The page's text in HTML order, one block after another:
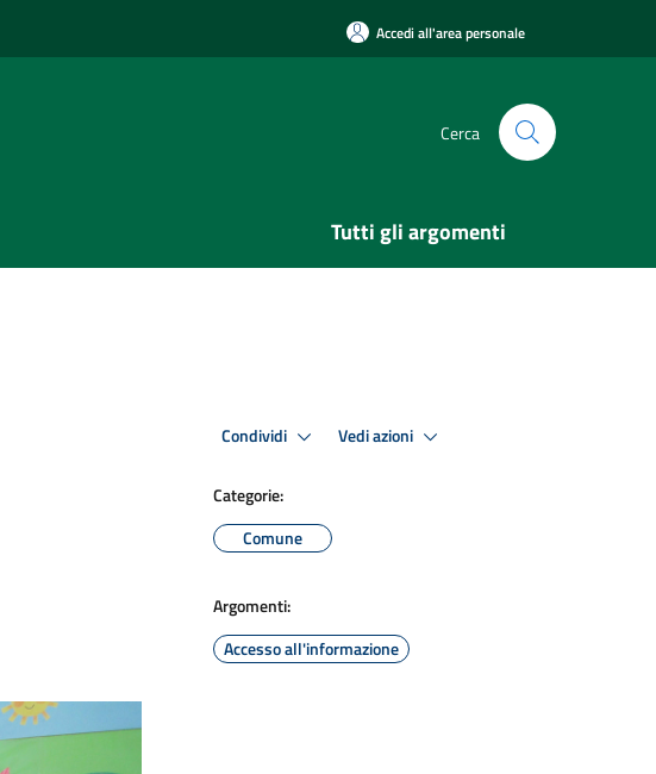
Accedi all'area personale
Cerca
Tutti gli argomenti
Condividi Vedi azioni
Categorie:
Comune
Argomenti:
Accesso all'informazione